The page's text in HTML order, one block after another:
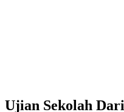
Ujian Sekolah